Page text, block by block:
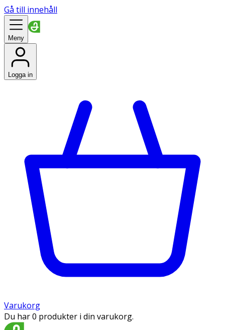
Gå till innehåll
Meny
Logga in
Varukorg
Du har 0 produkter i din varukorg.